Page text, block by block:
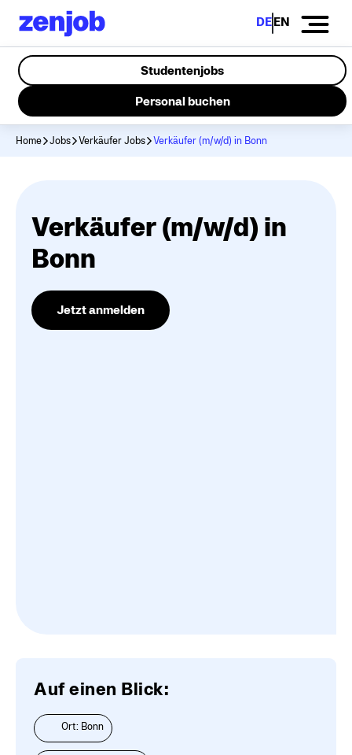
DEEN
Studentenjobs
Personal buchen
Home Jobs Verkäufer Jobs Verkäufer (m/w/d) in Bonn
Verkäufer (m/w/d) in
Bonn
Jetzt anmelden
Auf einen Blick:
Ort: Bonn